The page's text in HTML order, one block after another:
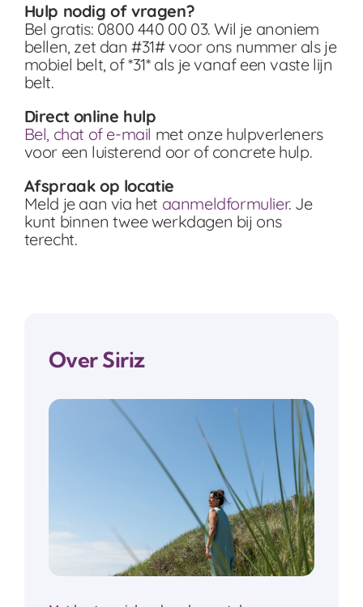
Hulp nodig of vragen?
Bel gratis: 0800 440 00 03. Wil je anoniem
bellen, zet dan #31# voor ons nummer als je
mobiel belt, of *31* als je vanaf een vaste lijn
belt.
Direct online hulp
Bel, chat of e-mail met onze hulpverleners
voor een luisterend oor of concrete hulp.
Afspraak op locatie
Meld je aan via het aanmeldformulier. Je
kunt binnen twee werkdagen bij ons
terecht.
Over Siriz